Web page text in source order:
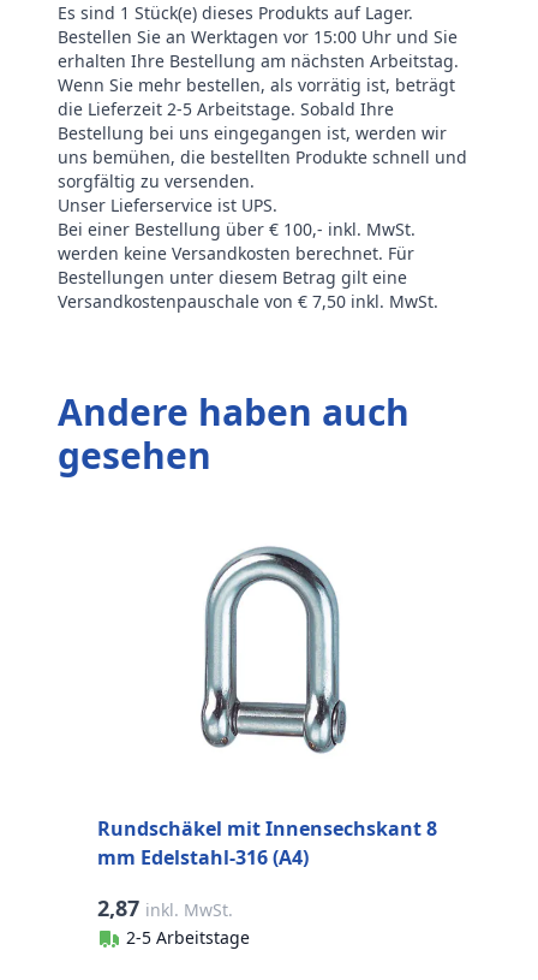
Es sind 1 Stück(e) dieses Produkts auf Lager.
Bestellen Sie an Werktagen vor 15:00 Uhr und Sie
erhalten Ihre Bestellung am nächsten Arbeitstag.
Wenn Sie mehr bestellen, als vorrätig ist, beträgt
die Lieferzeit 2-5 Arbeitstage. Sobald Ihre
Bestellung bei uns eingegangen ist, werden wir
uns bemühen, die bestellten Produkte schnell und
sorgfältig zu versenden.
Unser Lieferservice ist UPS.
Bei einer Bestellung über € 100,- inkl. MwSt.
werden keine Versandkosten berechnet. Für
Bestellungen unter diesem Betrag gilt eine
Versandkostenpauschale von € 7,50 inkl. MwSt.
Andere haben auch
gesehen
Rundschäkel mit Innensechskant 8
mm Edelstahl-316 (A4)
2,87 inkl. MwSt.
2-5 Arbeitstage